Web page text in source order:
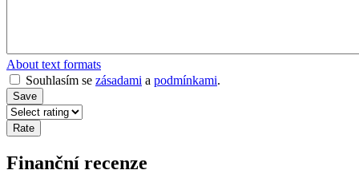
About text formats
Souhlasím se zásadami a podmínkami.
Finanční recenze